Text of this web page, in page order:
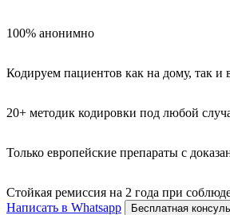
100% анонимно
Кодируем пациентов как на дому, так и
20+ методик кодировки под любой
Только европейские препараты с
Стойкая ремиссия на 2 года при
Написать в Whatsapp
Бесплатная